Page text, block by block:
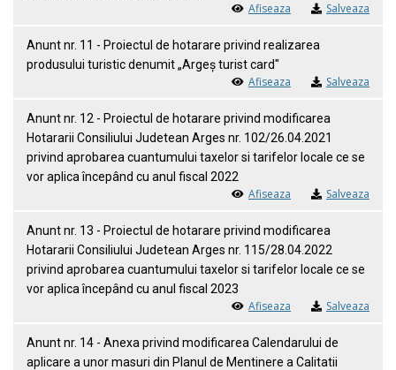
Afiseaza Salveaza
Anunt nr. 11 - Proiectul de hotarare privind realizarea
produsului turistic denumit „Argeș turist card"
Afiseaza Salveaza
Anunt nr. 12 - Proiectul de hotarare privind modificarea
Hotararii Consiliului Judetean Arges nr. 102/26.04.2021
privind aprobarea cuantumului taxelor si tarifelor locale ce se
vor aplica începând cu anul fiscal 2022
Afiseaza Salveaza
Anunt nr. 13 - Proiectul de hotarare privind modificarea
Hotararii Consiliului Judetean Arges nr. 115/28.04.2022
privind aprobarea cuantumului taxelor si tarifelor locale ce se
vor aplica începând cu anul fiscal 2023
Afiseaza Salveaza
Anunt nr. 14 - Anexa privind modificarea Calendarului de
aplicare a unor masuri din Planul de Mentinere a Calitatii